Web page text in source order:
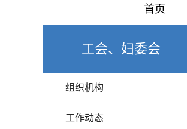
首页
工会、妇委会
组织机构
工作动态